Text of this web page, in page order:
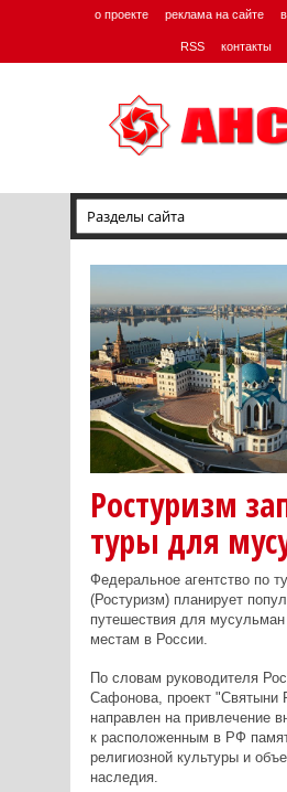
о проекте реклама на сайте
RSS контакты
Ростуризм
туры для
Федеральное агентство по
(Ростуризм) планирует
путешествия для
местам в России.
По словам руководителя
Сафонова, проект "Святыни
направлен на привлечение
к расположенным в РФ
религиозной культуры и
наследия.